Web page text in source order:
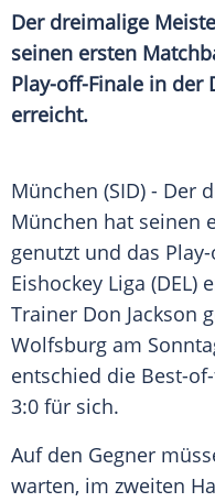
Der dreimalige
seinen ersten
Play-off-Finale in der
erreicht.
München (SID) - Der
München hat seinen
genutzt und das
Eishockey Liga (DEL)
Trainer Don Jackson
Wolfsburg am
entschied die Best-
3:0 für sich.
Auf den Gegner
warten, im zweiten